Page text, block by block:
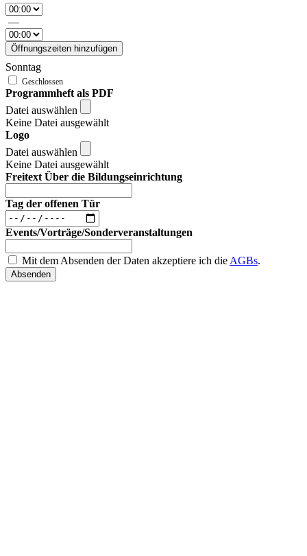
—
Öffnungszeiten hinzufügen
Sonntag
Programmheft als PDF
Datei auswählen
Keine Datei ausgewählt
Logo
Datei auswählen
Keine Datei ausgewählt
Freitext Über die Bildungseinrichtung
Tag der offenen Tür
Events/Vorträge/Sonderveranstaltungen
Mit dem Absenden der Daten akzeptiere ich die AGBs.
Absenden